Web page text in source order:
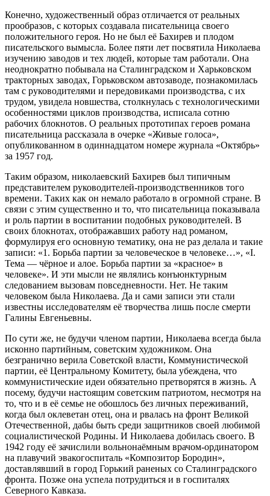
Конечно, художественный образ отличается от реальных
прообразов, с которых создавала писательница своего
положительного героя. Но не был её Бахирев и плодом
писательского вымысла. Более пяти лет посвятила Николаева
изучению заводов и тех людей, которые там работали. Она
неоднократно побывала на Сталинградском и Харьковском
тракторных заводах, Горьковском автозаводе, познакомилась
там с руководителями и передовиками производства, с их
трудом, увидела новшества, столкнулась с технологическими
особенностями циклов производства, исписала сотню
рабочих блокнотов. О реальных прототипах героев романа
писательница рассказала в очерке «Живые голоса»,
опубликованном в одиннадцатом номере журнала «Октябрь»
за 1957 год.
Таким образом, николаевский Бахирев был типичным
представителем руководителей-производственников того
времени. Таких как он немало работало в огромной стране. В
связи с этим существенно и то, что писательница показывала
и роль партии в воспитании подобных руководителей. В
своих блокнотах, отображавших работу над романом,
формулируя его основную тематику, она не раз делала и такие
записи: «1. Борьба партии за человеческое в человеке…», «I.
Тема — чёрное и алое. Борьба партии за «красное» в
человеке». И эти мысли не являлись конъюнктурным
следованием вызовам повседневности. Нет. Не таким
человеком была Николаева. Да и сами записи эти стали
известны исследователям её творчества лишь после смерти
Галины Евгеньевны.
По сути же, не будучи членом партии, Николаева всегда была
исконно партийным, советским художником. Она
безгранично верила Советской власти, Коммунистической
партии, её Центральному Комитету, была убеждена, что
коммунистические идеи обязательно претворятся в жизнь. А
посему, будучи настоящим советским патриотом, несмотря на
то, что и в её семье не обошлось без личных переживаний,
когда был оклеветан отец, она и рвалась на фронт Великой
Отечественной, дабы быть среди защитников своей любимой
социалистической Родины. И Николаева добилась своего. В
1942 году её зачислили вольнонаёмным врачом-ординатором
на плавучий эвакогоспиталь «Композитор Бородин»,
доставлявший в город Горький раненых со Сталинградского
фронта. Позже она успела потрудиться и в госпиталях
Северного Кавказа.